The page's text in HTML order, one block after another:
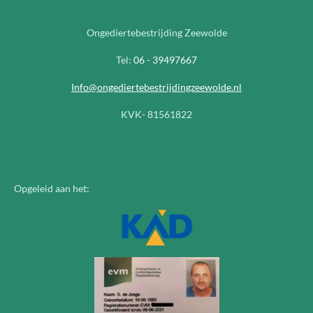
Ongediertebestrijding Zeewolde
Tel: 06 - 39497667
Info@ongediertebestrijdingzeewolde.nl
KVK- 81561822
Opgeleid aan het: